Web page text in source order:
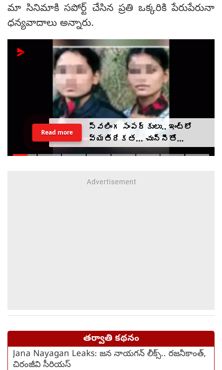
మా సినిమాకి సపోర్ట్ చేసిన ప్రతి ఒక్కరికి పేరుపేరునా
ధన్యవాదాలు అన్నారు.
స్వలింగ సంపర్కులు.. ఇంట్లో
వ్యతిరేకత... చున్నీతో
ఉరేసుకుని ఆత్మహత్య
Read more
తర్వాతి కథనం
Jana Nayagan Leaks: జన నాయగన్ లీక్స్.. రజనీకాంత్,
చిరంజీవి సీరియస్